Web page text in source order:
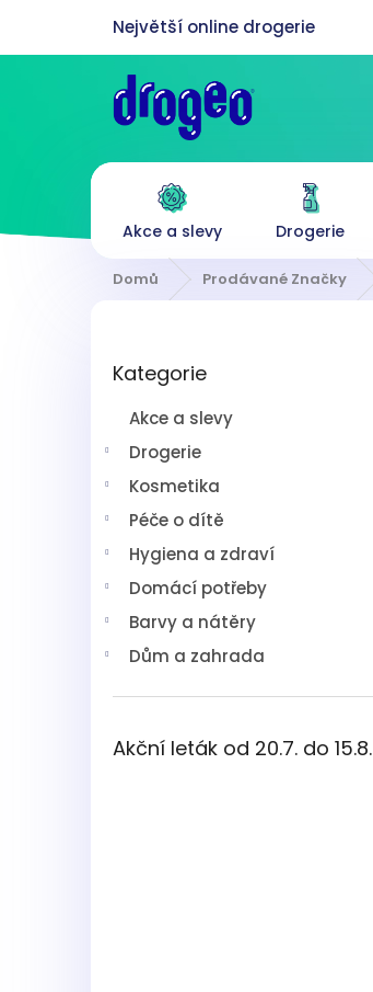
obsah
Akce a slevy Drogerie
Domů Prodávané Značky
kategorie
Kategorie
Akce a slevy
Drogerie
Kosmetika
Péče o dítě
Hygiena a zdraví
Domácí potřeby
Barvy a nátěry
Dům a zahrada
Akční leták od 20.7. do 15.8.